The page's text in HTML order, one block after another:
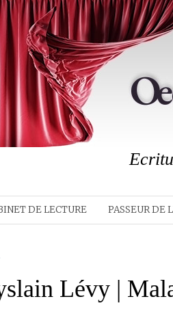
DE LECTURE PASSEUR DE
Lévy |